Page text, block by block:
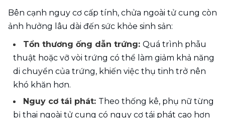
Bên cạnh nguy cơ cấp tính, chửa ngoài tử cung còn
ảnh hưởng lâu dài đến sức khỏe sinh sản:
Tổn thương ống dẫn trứng: Quá trình phẫu
thuật hoặc vỡ vòi trứng có thể làm giảm khả năng
di chuyển của trứng, khiến việc thụ tinh trở nên
khó khăn hơn.
Nguy cơ tái phát: Theo thống kê, phụ nữ từng
bị thai ngoài tử cung có nguy cơ tái phát cao hơn